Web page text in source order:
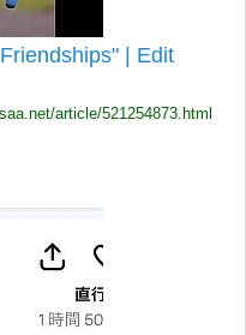
| Edit
article/521254873.html